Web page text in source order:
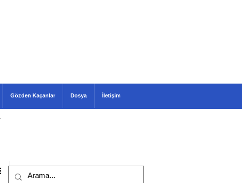
Gözden Kaçanlar Dosya İletişim